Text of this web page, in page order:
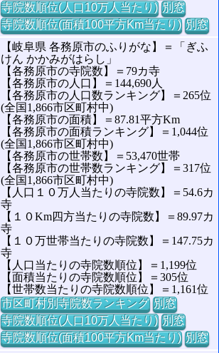
寺院数順位(人口10万人当たり) 別窓
寺院数順位(面積100平方Km当たり) 別窓
【岐阜県 各務原市のふりがな】＝「ぎふ
けん かかみがはらし」
【各務原市の寺院数】＝79カ寺
【各務原市の人口】＝144,690人
【各務原市の人口数ランキング】＝265位
(全国1,866市区町村中)
【各務原市の面積】＝87.81平方Km
【各務原市の面積ランキング】＝1,044位
(全国1,866市区町村中)
【各務原市の世帯数】＝53,470世帯
【各務原市の世帯数ランキング】＝317位
(全国1,866市区町村中)
【人口１０万人当たりの寺院数】＝54.6カ
寺
【１０Km四方当たりの寺院数】＝89.97カ
寺
【１０万世帯当たりの寺院数】＝147.75カ
寺
【人口当たりの寺院数順位】＝1,199位
【面積当たりの寺院数順位】＝305位
【世帯数当たりの寺院数順位】＝1,161位
市区町村別寺院数ランキング 別窓
寺院数順位(人口10万人当たり) 別窓
寺院数順位(面積100平方Km当たり) 別窓